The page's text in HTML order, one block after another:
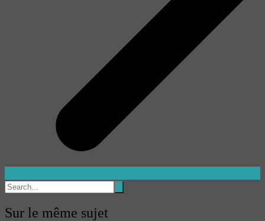
Sur le même sujet